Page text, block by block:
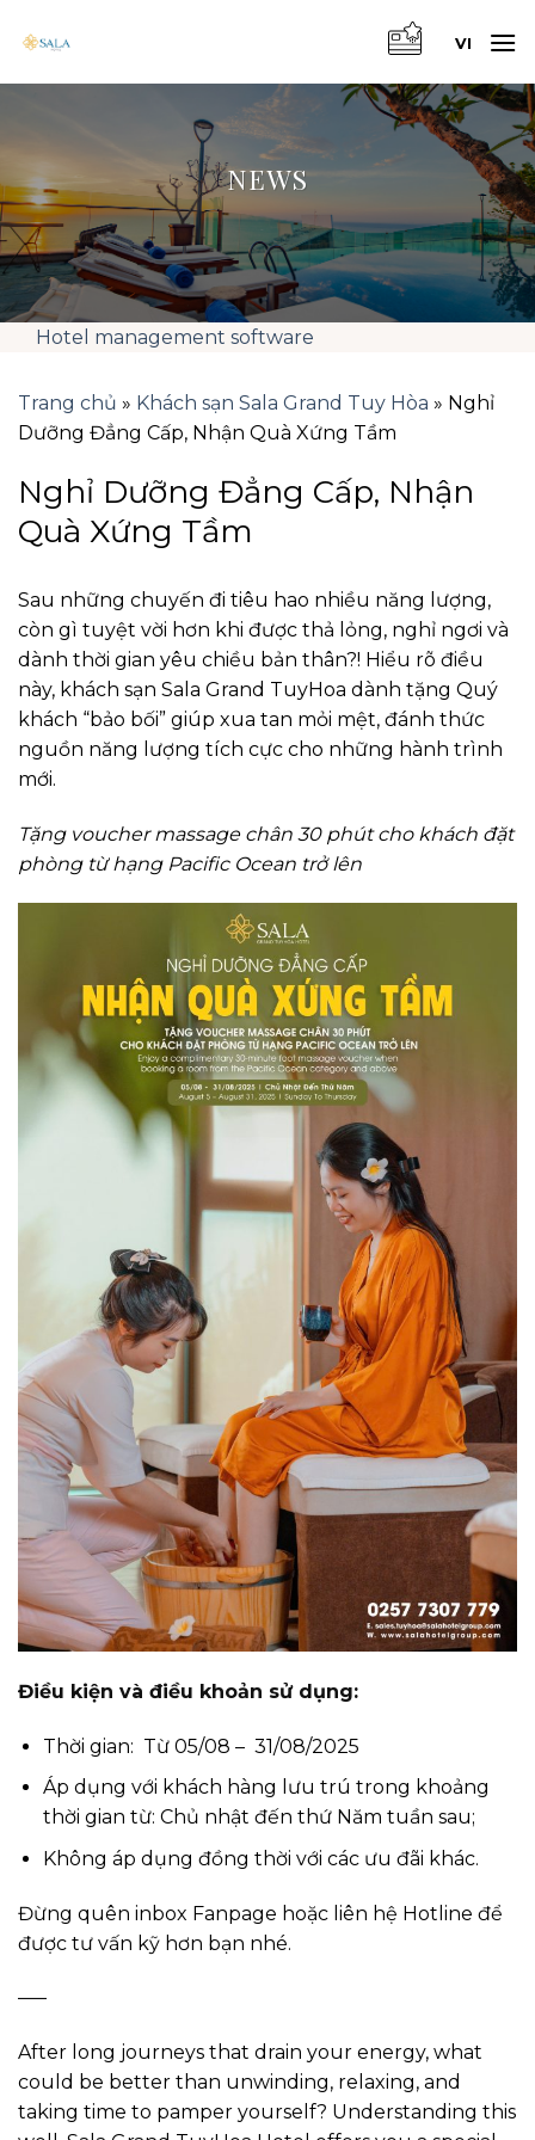
VI
NEWS
Hotel management software
Trang chủ » Khách sạn Sala Grand Tuy Hòa » Nghỉ
Dưỡng Đẳng Cấp, Nhận Quà Xứng Tầm
Nghỉ Dưỡng Đẳng Cấp, Nhận
Quà Xứng Tầm
Sau những chuyến đi tiêu hao nhiều năng lượng,
còn gì tuyệt vời hơn khi được thả lỏng, nghỉ ngơi và
dành thời gian yêu chiều bản thân?! Hiểu rõ điều
này, khách sạn Sala Grand TuyHoa dành tặng Quý
khách “bảo bối” giúp xua tan mỏi mệt, đánh thức
nguồn năng lượng tích cực cho những hành trình
mới.
Tặng voucher massage chân 30 phút cho khách đặt
phòng từ hạng Pacific Ocean trở lên
Điều kiện và điều khoản sử dụng:
Thời gian: Từ 05/08 – 31/08/2025
Áp dụng với khách hàng lưu trú trong khoảng
thời gian từ: Chủ nhật đến thứ Năm tuần sau;
Không áp dụng đồng thời với các ưu đãi khác.
Đừng quên inbox Fanpage hoặc liên hệ Hotline để
được tư vấn kỹ hơn bạn nhé.
—–
After long journeys that drain your energy, what
could be better than unwinding, relaxing, and
taking time to pamper yourself? Understanding this